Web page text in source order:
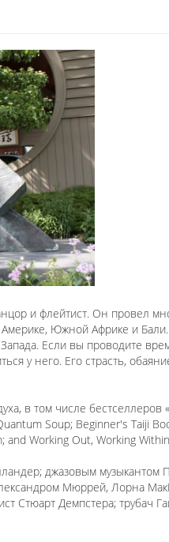
и флейтист. Он провел
Южной Африке и Бали.
Если вы проводите
у него. Его страсть,
в том числе бестселлеров
Soup; Beginner's Taiji
and Working Out, Working
джазовым музыкантом
Мюррей, Лорна
Стюарт Демпстера; трубач